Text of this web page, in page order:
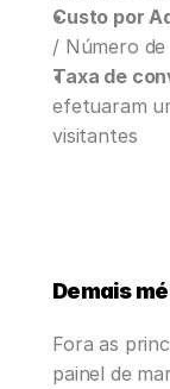
Custo por
/ Número de
Taxa de
efetuaram
visitantes
Demais
Fora as
painel de